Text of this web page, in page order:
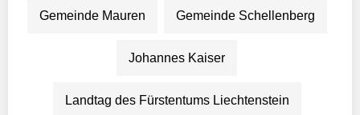
Gemeinde Mauren Gemeinde Schellenberg
Johannes Kaiser
Landtag des Fürstentums Liechtenstein